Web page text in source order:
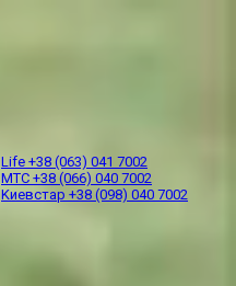
Life +38 (063) 041 7002
МТС +38 (066) 040 7002
Kиевстар +38 (098) 040 7002